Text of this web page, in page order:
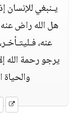
يـنبغي للإنسان
هل الله راض عنه
عنه،
يرجو رحمة الله
والحياة